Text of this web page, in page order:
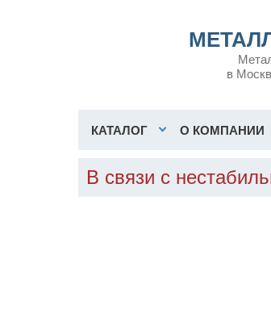
в
КАТАЛОГ О КОМПАНИИ
В связи с